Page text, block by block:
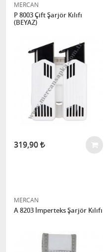
MERCAN
P 8003 Çift Şarjör Kılıfı
(BEYAZ)
319,90
MERCAN
A 8203 İmperteks Şarjör Kılıfı